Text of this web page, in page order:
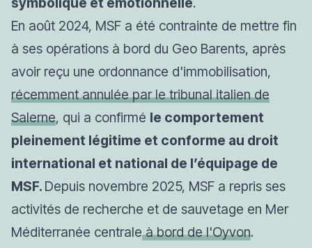
En août 2024, MSF a été contrainte de mettre fin
à ses opérations à bord du Geo Barents, après
avoir reçu une ordonnance d'immobilisation,
récemment annulée par le tribunal italien de
Salerne, qui a confirmé le comportement
pleinement légitime et conforme au droit
international et national de l’équipage de
MSF. Depuis novembre 2025, MSF a repris ses
activités de recherche et de sauvetage en Mer
Méditerranée centraleà bord de l'Oyvon.